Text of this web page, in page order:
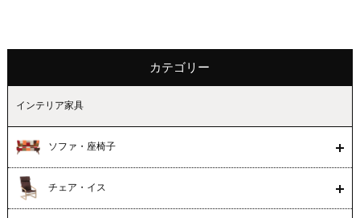
カテゴリー
インテリア家具
ソファ・座椅子
チェア・イス